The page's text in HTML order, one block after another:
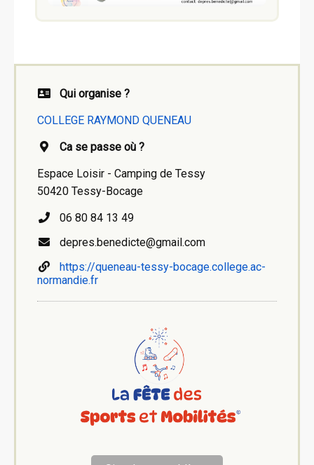
Qui organise ?
COLLEGE RAYMOND QUENEAU
Ca se passe où ?
Espace Loisir - Camping de Tessy
50420 Tessy-Bocage
06 80 84 13 49
depres.benedicte@gmail.com
https://queneau-tessy-bocage.college.ac-
normandie.fr